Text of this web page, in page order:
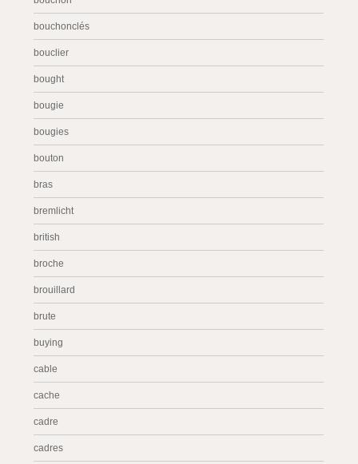
bouchonclés
bouclier
bought
bougie
bougies
bouton
bras
bremlicht
british
broche
brouillard
brute
buying
cable
cache
cadre
cadres